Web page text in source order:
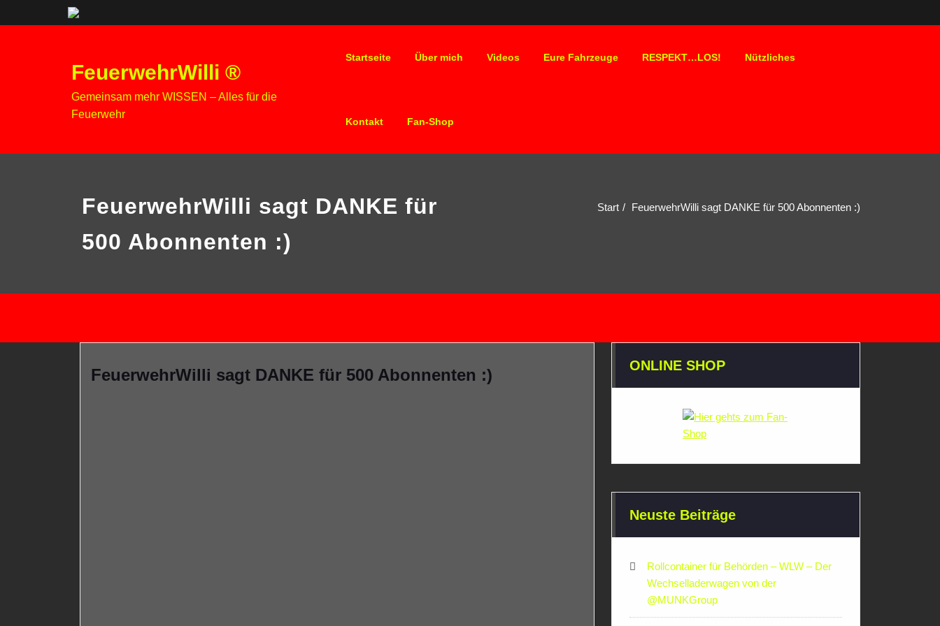
FeuerwehrWilli ®
Gemeinsam mehr WISSEN – Alles für die
Feuerwehr
Startseite Über mich Videos Eure Fahrzeuge RESPEKT…LOS! Nützliches
Kontakt Fan-Shop
FeuerwehrWilli sagt DANKE für
500 Abonnenten :)
Start FeuerwehrWilli sagt DANKE für 500 Abonnenten :)
FeuerwehrWilli sagt DANKE für 500 Abonnenten :) ONLINE SHOP
Neuste Beiträge
Rollcontainer für Behörden – WLW – Der
Wechselladerwagen von der
‪@MUNKGroup‬